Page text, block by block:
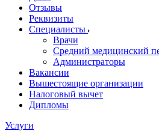
Отзывы
Реквизиты
Специалисты
Врачи
Средний медицинский
Администраторы
Вакансии
Вышестоящие организации
Налоговый вычет
Дипломы
Услуги